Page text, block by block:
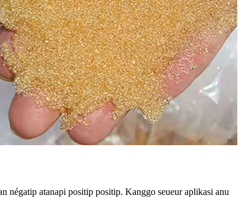
négatip atanapi positip positip. Kanggo seueur aplikasi anu